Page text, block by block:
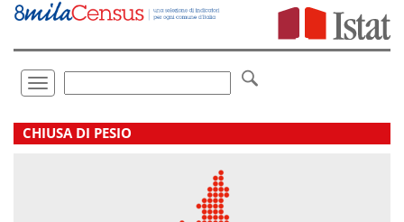
Vai
direttamente
Toggle
navigation
.
CHIUSA DI PESIO